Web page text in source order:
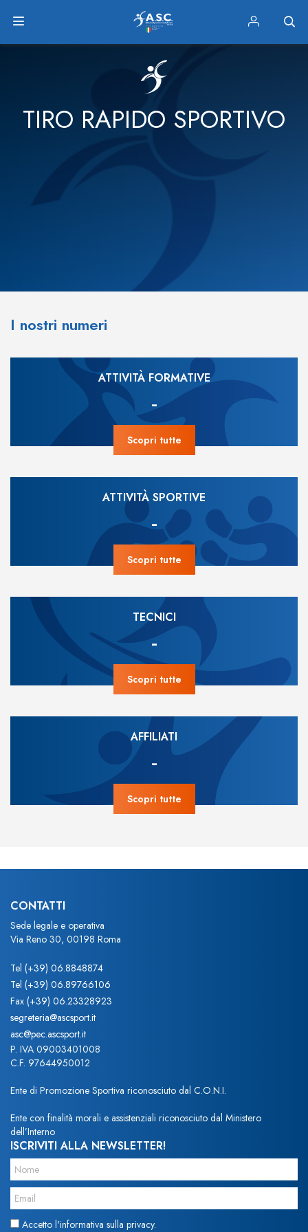
TIRO RAPIDO SPORTIVO
I nostri numeri
ATTIVITÀ FORMATIVE
-
Scopri tutte
ATTIVITÀ SPORTIVE
-
Scopri tutte
TECNICI
-
Scopri tutte
AFFILIATI
-
Scopri tutte
CONTATTI
Sede legale e operativa
Via Reno 30, 00198 Roma
Tel (+39) 06.8848874
Tel (+39) 06.89766106
Fax (+39) 06.23328923
segreteria@ascsport.it
asc@pec.ascsport.it
P. IVA 09003401008
C.F. 97644950012
Ente di Promozione Sportiva riconosciuto dal C.O.N.I.
Ente con finalità morali e assistenziali riconosciuto dal Ministero
dell’Interno
ISCRIVITI ALLA NEWSLETTER!
Accetto l'informativa sulla privacy.